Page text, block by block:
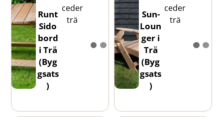
Runt
Sido
bord
i Trä
(Byg
gsats
)
ceder
trä
Sun-
Loun
ger i
Trä
(Byg
gsats
)
ceder
trä